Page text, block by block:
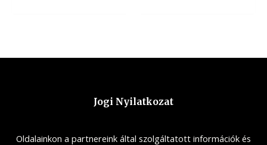
Jogi Nyilatkozat
Oldalainkon a partnereink által szolgáltatott információk és